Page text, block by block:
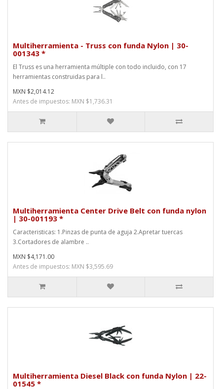
Multiherramienta - Truss con funda Nylon | 30-
001343 *
El Truss es una herramienta múltiple con todo incluido, con 17
herramientas construidas para l..
MXN $2,014.12
Antes de impuestos: MXN $1,736.31
Multiherramienta Center Drive Belt con funda nylon
| 30-001193 *
Caracteristicas: 1.Pinzas de punta de aguja 2.Apretar tuercas
3.Cortadores de alambre ..
MXN $4,171.00
Antes de impuestos: MXN $3,595.69
Multiherramienta Diesel Black con funda Nylon | 22-
01545 *